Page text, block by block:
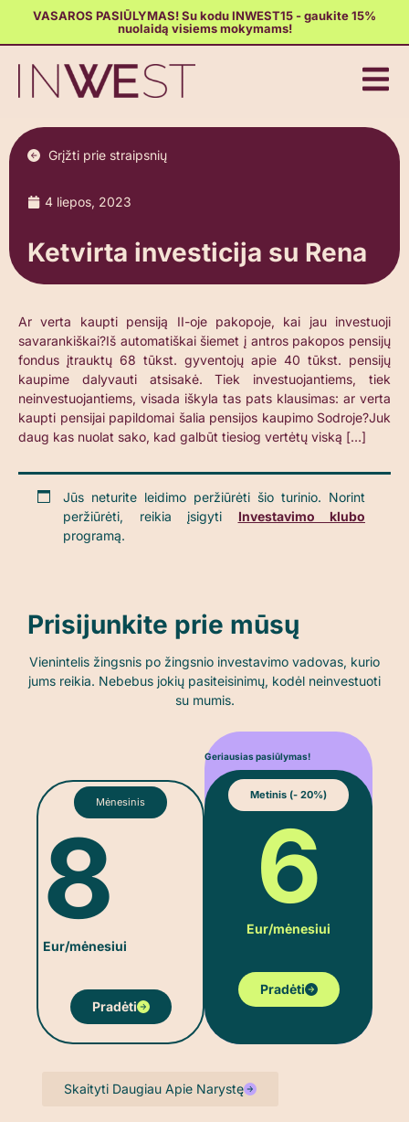
VASAROS PASIŪLYMAS! Su kodu INWEST15 - gaukite 15%
nuolaidą visiems mokymams!
Grįžti prie straipsnių
4 liepos, 2023
Ketvirta investicija su Rena
Ar verta kaupti pensiją II-oje pakopoje, kai jau investuoji
savarankiškai?Iš automatiškai šiemet į antros pakopos pensijų
fondus įtrauktų 68 tūkst. gyventojų apie 40 tūkst. pensijų
kaupime dalyvauti atsisakė. Tiek investuojantiems, tiek
neinvestuojantiems, visada iškyla tas pats klausimas: ar verta
kaupti pensijai papildomai šalia pensijos kaupimo Sodroje?Juk
daug kas nuolat sako, kad galbūt tiesiog vertėtų viską […]
Jūs neturite leidimo peržiūrėti šio turinio. Norint
peržiūrėti, reikia įsigyti Investavimo klubo
programą.
Prisijunkite prie mūsų
Vienintelis žingsnis po žingsnio investavimo vadovas, kurio
jums reikia. Nebebus jokių pasiteisinimų, kodėl neinvestuoti
su mumis.
Mėnesinis
8
Eur/mėnesiui
Pradėti
Geriausias pasiūlymas!
Metinis (- 20%)
6
Eur/mėnesiui
Pradėti
Skaityti Daugiau Apie Narystę